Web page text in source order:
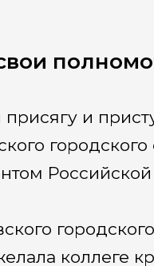
и
городского
коллеге